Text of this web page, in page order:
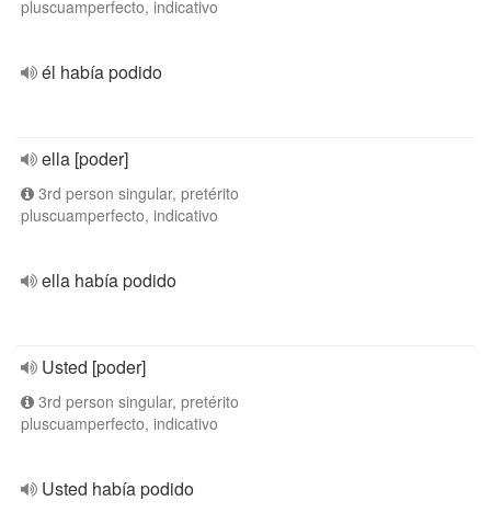
pluscuamperfecto, indicativo
él había podido
ella [poder]
3rd person singular, pretérito
pluscuamperfecto, indicativo
ella había podido
Usted [poder]
3rd person singular, pretérito
pluscuamperfecto, indicativo
Usted había podido